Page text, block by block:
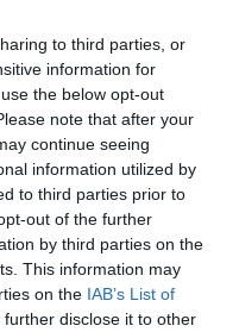
to third parties, or
information for
the below opt-out
note that after your
continue seeing
information utilized by
to third parties prior to
out of the further
by third parties on the
This information may
on the IAB’s List of
further disclose it to other
• 60ά Δημήτρια
Σπουδών ΚΘΒΕ, στις
Πολιτιστική
di Gorizia, στις 21.00
Ballet